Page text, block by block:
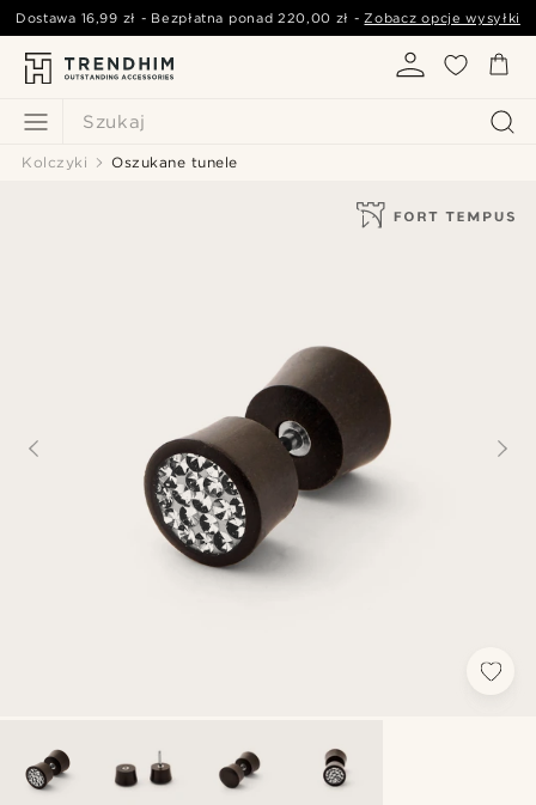
Szukaj
Dostawa 16,99 zł - Bezpłatna ponad220,00 zł -Zobacz opcje wysyłki
Kolczyki Oszukane tunele